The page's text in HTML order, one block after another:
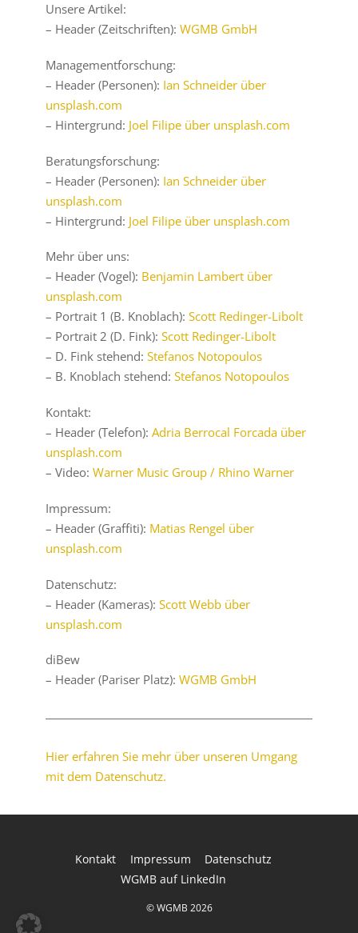
Unsere Artikel:
– Header (Zeitschriften): WGMB GmbH
Managementforschung:
– Header (Personen): Ian Schneider über
unsplash.com
– Hintergrund: Joel Filipe über unsplash.com
Beratungsforschung:
– Header (Personen): Ian Schneider über
unsplash.com
– Hintergrund: Joel Filipe über unsplash.com
Mehr über uns:
– Header (Vogel): Benjamin Lambert über
unsplash.com
– Portrait 1 (B. Knoblach): Scott Redinger-Libolt
– Portrait 2 (D. Fink): Scott Redinger-Libolt
– D. Fink stehend: Stefanos Notopoulos
– B. Knoblach stehend: Stefanos Notopoulos
Kontakt:
– Header (Telefon): Adria Berrocal Forcada über
unsplash.com
– Video: Warner Music Group / Rhino Warner
Impressum:
– Header (Graffiti): Matias Rengel über
unsplash.com
Datenschutz:
– Header (Kameras): Scott Webb über
unsplash.com
diBew
– Header (Pariser Platz): WGMB GmbH
Hier erfahren Sie mehr über unseren Umgang
mit dem Datenschutz.
Kontakt Impressum
Datenschutz
WGMB auf LinkedIn
© WGMB 2026